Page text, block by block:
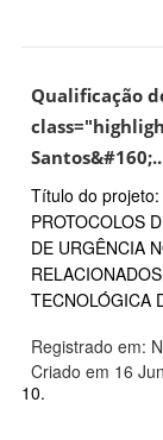
Qualificação
Título do projeto:
PROTOCOLOS
DE URGÊNCIA
TECNOLÓGICA
Registrado em:
Criado em 16
10.